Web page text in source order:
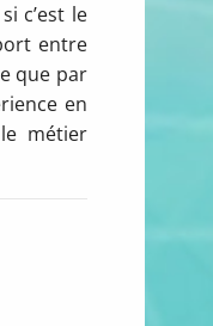
c’est le
entre
que par
en
métier